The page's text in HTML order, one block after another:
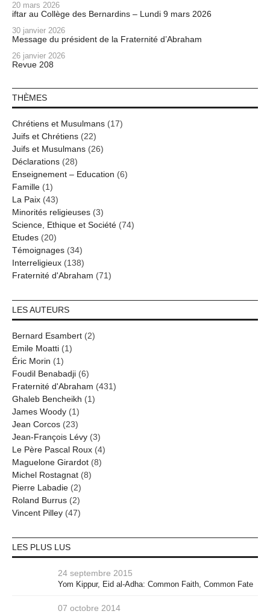
20 mars 2026
iftar au Collège des Bernardins – Lundi 9 mars 2026
30 janvier 2026
Message du président de la Fraternité d’Abraham
26 janvier 2026
Revue 208
THÈMES
Chrétiens et Musulmans (17)
Juifs et Chrétiens (22)
Juifs et Musulmans (26)
Déclarations (28)
Enseignement – Education (6)
Famille (1)
La Paix (43)
Minorités religieuses (3)
Science, Ethique et Société (74)
Etudes (20)
Témoignages (34)
Interreligieux (138)
Fraternité d'Abraham (71)
LES AUTEURS
Bernard Esambert (2)
Emile Moatti (1)
Éric Morin (1)
Foudil Benabadji (6)
Fraternité d'Abraham (431)
Ghaleb Bencheikh (1)
James Woody (1)
Jean Corcos (23)
Jean-François Lévy (3)
Le Père Pascal Roux (4)
Maguelone Girardot (8)
Michel Rostagnat (8)
Pierre Labadie (2)
Roland Burrus (2)
Vincent Pilley (47)
LES PLUS LUS
24 septembre 2015
Yom Kippur, Eid al-Adha: Common Faith, Common Fate
07 octobre 2014